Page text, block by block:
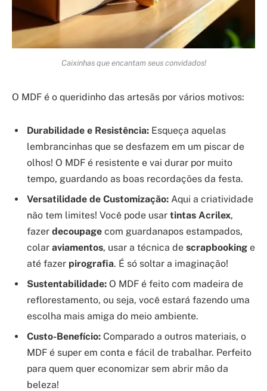
Caixinhas que encantam seus convidados!
O MDF é o queridinho das artesãs por vários motivos:
Durabilidade e Resistência: Esqueça aquelas
lembrancinhas que se desfazem em um piscar de
olhos! O MDF é resistente e vai durar por muito
tempo, guardando as boas recordações da festa.
Versatilidade de Customização: Aqui a criatividade
não tem limites! Você pode usar tintas Acrilex,
fazer decoupage com guardanapos estampados,
colar aviamentos, usar a técnica de scrapbooking e
até fazer pirografia. É só soltar a imaginação!
Sustentabilidade: O MDF é feito com madeira de
reflorestamento, ou seja, você estará fazendo uma
escolha mais amiga do meio ambiente.
Custo-Benefício: Comparado a outros materiais, o
MDF é super em conta e fácil de trabalhar. Perfeito
para quem quer economizar sem abrir mão da
beleza!